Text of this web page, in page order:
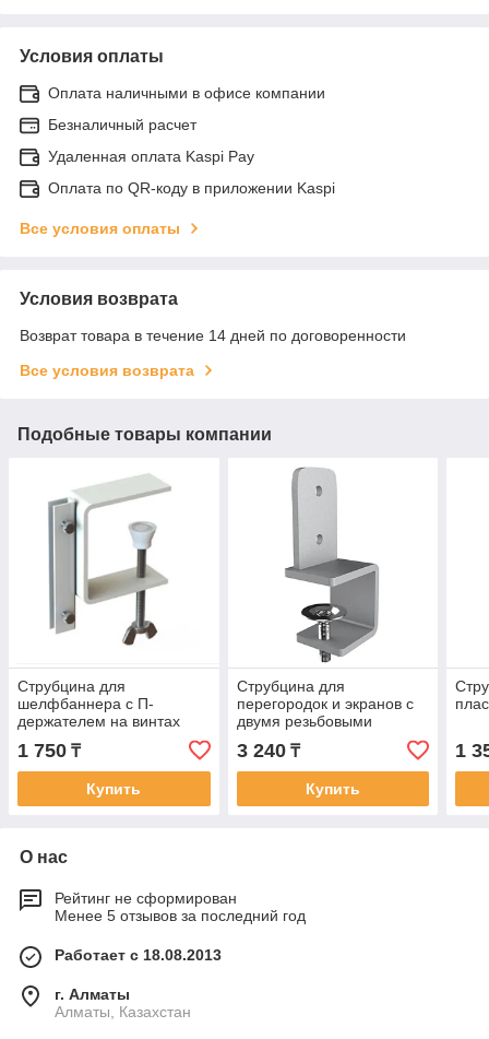
Условия оплаты
Оплата наличными в офисе компании
Безналичный расчет
Удаленная оплата Kaspi Pay
Оплата по QR-коду в приложении Kaspi
Все условия оплаты
Условия возврата
Возврат товара в течение 14 дней по договоренности
Все условия возврата
Подобные товары компании
Струбцина для
шелфбаннера с П-
держателем на винтах
1 750 ₸
Купить
Струбцина для
перегородок и экранов с
двумя резьбовыми
отверстиями (Артикул:
MST-14)
3 240₸
Купить
1
О нас
Рейтинг не сформирован
Менее 5 отзывов за последний год
Работает с 18.08.2013
г. Алматы
Алматы, Казахстан